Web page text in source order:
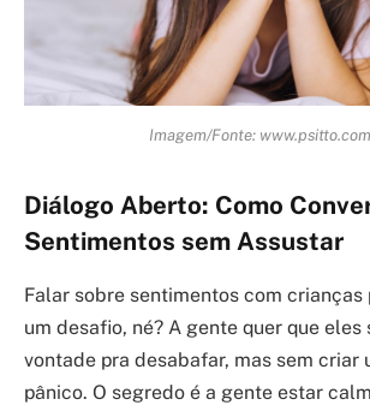
Imagem/Fonte:
Diálogo Aberto: Como
Sentimentos sem Assustar
Falar sobre sentimentos com crianças
um desafio, né? A gente quer que eles
vontade pra desabafar, mas sem criar
pânico. O segredo é a gente estar